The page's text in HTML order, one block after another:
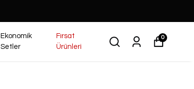
Ekonomik
Setler
Fırsat
Ürünleri
0